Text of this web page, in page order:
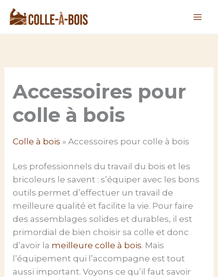
Aller
au
contenu
Accessoires pour
colle à bois
Colle à bois »Accessoires pour colle à bois
Les professionnels du travail du bois et les
bricoleurs le savent : s’équiper avec les bons
outils permet d’effectuer un travail de
meilleure qualité et facilite la vie. Pour faire
des assemblages solides et durables, il est
primordial de bien choisir sa colle et donc
d’avoir la meilleure colle à bois. Mais
l’équipement qui l’accompagne est tout
aussi important. Voyons ce qu’il faut savoir